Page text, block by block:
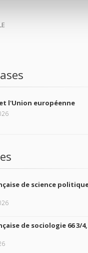
l'Union européenne
de science
de sociologie 66 3/